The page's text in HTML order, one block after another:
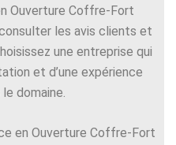
Ouverture Coffre-Fort
les avis clients et
une entreprise qui
et d’une expérience
domaine.
en Ouverture Coffre-Fort